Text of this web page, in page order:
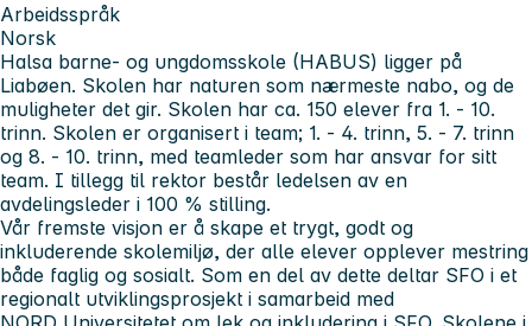
Arbeidsspråk
Norsk
Halsa barne- og ungdomsskole (HABUS) ligger på
Liabøen. Skolen har naturen som nærmeste nabo, og de
muligheter det gir. Skolen har ca. 150 elever fra 1. - 10.
trinn. Skolen er organisert i team; 1. - 4. trinn, 5. - 7. trinn
og 8. - 10. trinn, med teamleder som har ansvar for sitt
team. I tillegg til rektor består ledelsen av en
avdelingsleder i 100 % stilling.
Vår fremste visjon er å skape et trygt, godt og
inkluderende skolemiljø, der alle elever opplever mestring
både faglig og sosialt. Som en del av dette deltar SFO i et
regionalt utviklingsprosjekt i samarbeid med